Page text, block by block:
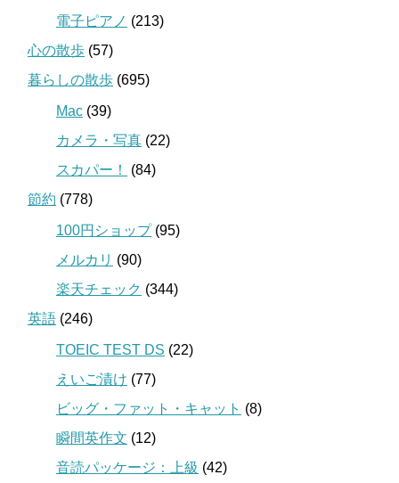
電子ピアノ (213)
心の散歩 (57)
暮らしの散歩 (695)
Mac (39)
カメラ・写真 (22)
スカパー！
(84)
節約 (778)
100円ショップ(95)
メルカリ (90)
楽天チェック (344)
英語 (246)
TOEIC TEST DS (22)
えいご漬け (77)
ビッグ・ファット・キャット (8)
瞬間英作文 (12)
音読パッケージ：上級 (42)